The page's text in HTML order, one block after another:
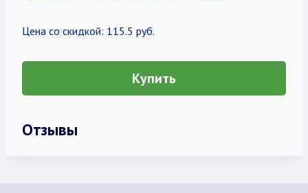
Цена со скидкой: 115.5 руб.
Купить
Отзывы